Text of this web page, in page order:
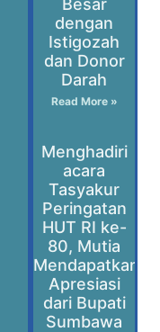
Besar
dengan
Istigozah
dan Donor
Darah
Read More »
Menghadiri
acara
Tasyakur
Peringatan
HUT RI ke-
80, Mutia
Mendapatkan
Apresiasi
dari Bupati
Sumbawa